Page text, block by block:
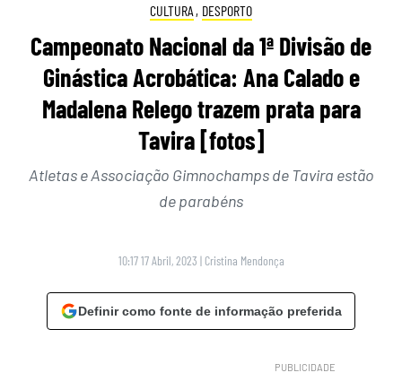
CULTURA , DESPORTO
Campeonato Nacional da 1ª Divisão de
Ginástica Acrobática: Ana Calado e
Madalena Relego trazem prata para
Tavira [fotos]
Atletas e Associação Gimnochamps de Tavira estão
de parabéns
10:17 17 Abril, 2023 | Cristina Mendonça
Definir como fonte de informação preferida